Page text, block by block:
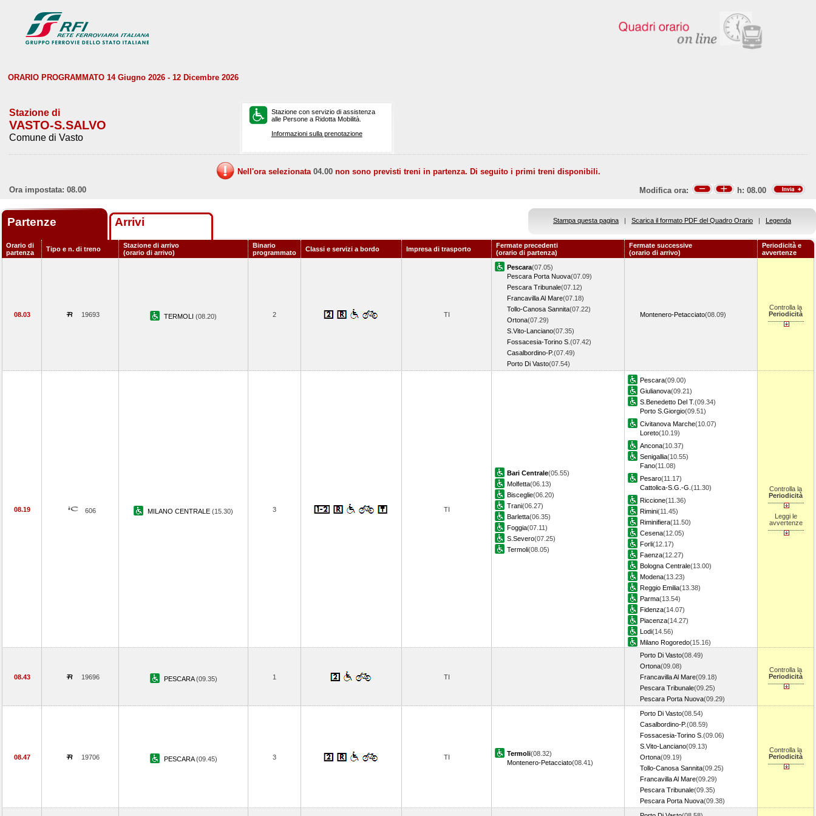
ORARIO PROGRAMMATO 14 Giugno 2026 - 12 Dicembre 2026
Stazione di
VASTO-S.SALVO
Comune di Vasto
Stazione con servizio di assistenza
alle Persone a Ridotta Mobilità.
Informazioni sulla prenotazione
Nell'ora selezionata 04.00 non sono previsti treni in partenza. Di seguito i primi treni disponibili.
Ora impostata: 08.00
Modifica ora: h: 08.00
Partenze Arrivi Stampa questa pagina | Scarica il formato PDF del Quadro Orario | Legenda
Orario di
partenza
Tipo e n. di treno
Stazione di arrivo
(orario di arrivo)
Binario
programmato
Classi e servizi a bordo Impresa di trasporto
Fermate precedenti
(orario di partenza)
Fermate successive
(orario di arrivo)
Periodicità e
avvertenze
08.03 19693 TERMOLI (08.20) 2 TI
Pescara(07.05)
Pescara Porta Nuova(07.09)
Pescara Tribunale(07.12)
Francavilla Al Mare(07.18)
Tollo-Canosa Sannita(07.22)
Ortona(07.29)
S.Vito-Lanciano(07.35)
Fossacesia-Torino S. (07.42)
Casalbordino-P.(07.49)
Porto Di Vasto(07.54)
Montenero-Petacciato(08.09)
Controlla la
Periodicità
08.19 606 MILANO CENTRALE (15.30) 3 TI
Bari Centrale(05.55)
Molfetta(06.13)
Bisceglie(06.20)
Trani(06.27)
Barletta(06.35)
Foggia(07.11)
S.Severo(07.25)
Termoli(08.05)
Pescara(09.00)
Giulianova(09.21)
S.Benedetto Del T.(09.34)
Porto S.Giorgio(09.51)
Civitanova Marche(10.07)
Loreto(10.19)
Ancona(10.37)
Senigallia(10.55)
Fano(11.08)
Pesaro(11.17)
Cattolica-S.G.-G. (11.30)
Riccione(11.36)
Rimini(11.45)
Riminifiera(11.50)
Cesena(12.05)
Forli(12.17)
Faenza(12.27)
Bologna Centrale(13.00)
Modena(13.23)
Reggio Emilia(13.38)
Parma(13.54)
Fidenza(14.07)
Piacenza(14.27)
Lodi(14.56)
Milano Rogoredo(15.16)
Controlla la
Periodicità
Leggi le
avvertenze
08.43 19696 PESCARA(09.35) 1 TI
Porto Di Vasto(08.49)
Ortona(09.08)
Francavilla Al Mare(09.18)
Pescara Tribunale(09.25)
Pescara Porta Nuova(09.29)
Controlla la
Periodicità
08.47 19706 PESCARA(09.45) 3 TI Termoli(08.32)
Montenero-Petacciato(08.41)
Porto Di Vasto(08.54)
Casalbordino-P.(08.59)
Fossacesia-Torino S. (09.06)
S.Vito-Lanciano(09.13)
Ortona(09.19)
Tollo-Canosa Sannita(09.25)
Francavilla Al Mare(09.29)
Pescara Tribunale(09.35)
Pescara Porta Nuova(09.38)
Controlla la
Periodicità